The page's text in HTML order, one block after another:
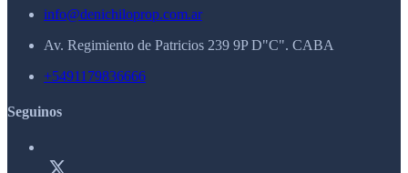
info@denichiloprop.com.ar
Av. Regimiento de Patricios 239 9P D"C". CABA
+5491179836666
Seguinos